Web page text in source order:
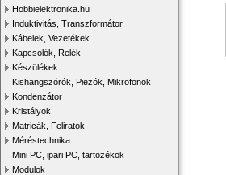
Hobbielektronika.hu
Induktivitás, Transzformátor
Kábelek, Vezetékek
Kapcsolók, Relék
Készülékek
Kishangszórók, Piezók, Mikrofonok
Kondenzátor
Kristályok
Matricák, Feliratok
Méréstechnika
Mini PC, ipari PC, tartozékok
Modulok